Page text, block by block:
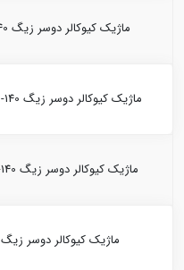
ماژیک کیوکالر دوسر زیگ Light Pink (222) -140
ماژیک کیوکالر دوسر زیگ Menthol Violet (319) -140
ماژیک کیوکالر دوسر زیگ Cream yellow (421) -140
ماژیک کیوکالر دوسر زیگ Blush (743) -140